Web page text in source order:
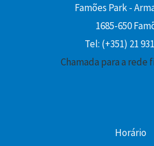
Famões Park -
1685-650
Tel: (+351) 21
Chamada para a rede
Horário